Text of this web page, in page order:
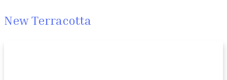
New Terracotta